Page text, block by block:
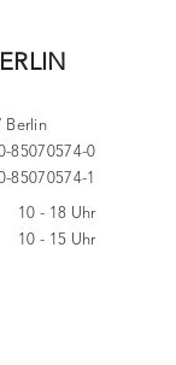
Berlin
85070574-0
85070574-1
10 - 18 Uhr
10 - 15 Uhr